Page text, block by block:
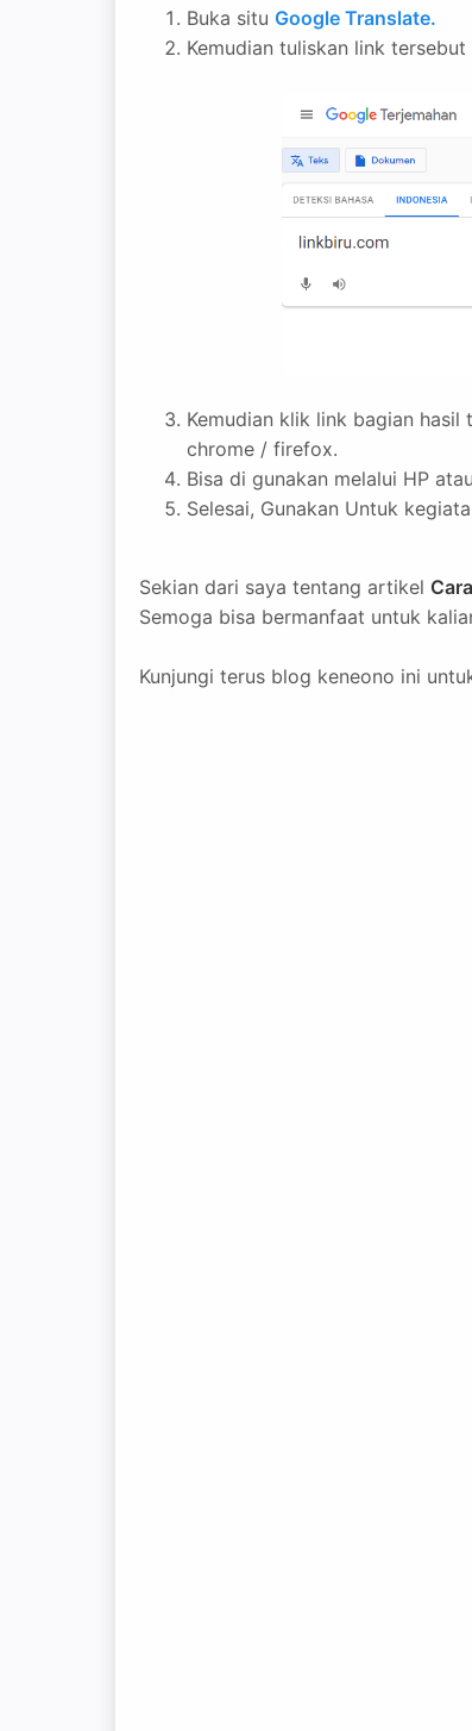
Buka situ Google Translate.
Kemudian tuliskan link
Kemudian klik link bagian
chrome / firefox.
Bisa di gunakan melalui HP
Selesai, Gunakan Untuk
Sekian dari saya tentang artikel
Semoga bisa bermanfaat untuk
Kunjungi terus blog keneono ini